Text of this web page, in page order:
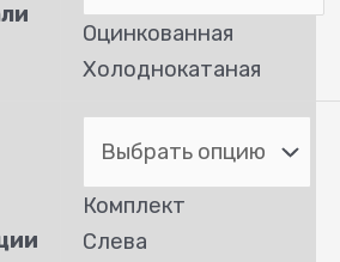
Оцинкованная
Холоднокатаная
Комплект
Слева